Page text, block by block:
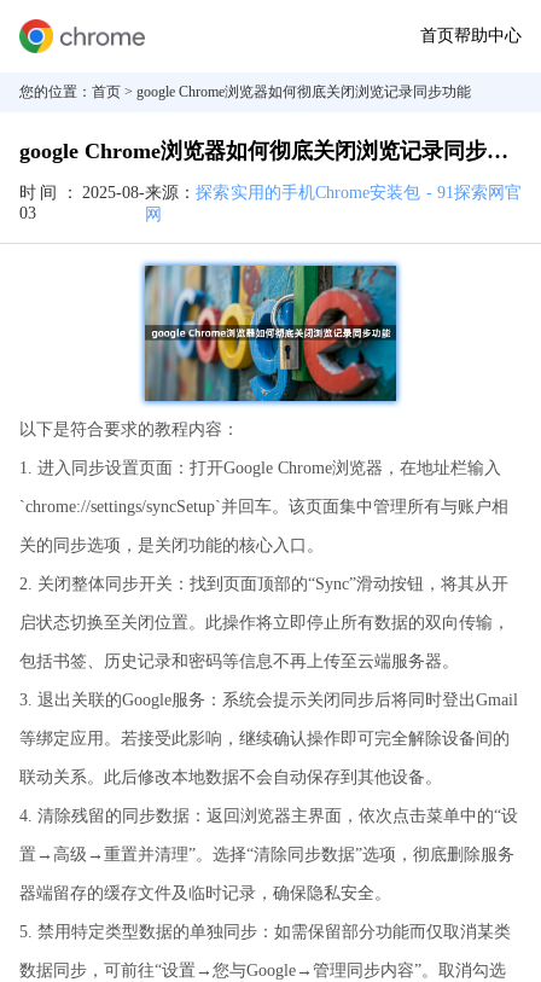
首页帮助中心
您的位置： 首页 > google Chrome浏览器如何彻底关闭浏览记录同步功能
google Chrome浏览器如何彻底关闭浏览记录同步功能
时间： 2025-08-
03
来源：探索实用的手机Chrome安装包 - 91探索网官
网
以下是符合要求的教程内容：
1. 进入同步设置页面：打开Google Chrome浏览器，在地址栏输入
`chrome://settings/syncSetup`并回车。该页面集中管理所有与账户相
关的同步选项，是关闭功能的核心入口。
2. 关闭整体同步开关：找到页面顶部的“Sync”滑动按钮，将其从开
启状态切换至关闭位置。此操作将立即停止所有数据的双向传输，
包括书签、历史记录和密码等信息不再上传至云端服务器。
3. 退出关联的Google服务：系统会提示关闭同步后将同时登出Gmail
等绑定应用。若接受此影响，继续确认操作即可完全解除设备间的
联动关系。此后修改本地数据不会自动保存到其他设备。
4. 清除残留的同步数据：返回浏览器主界面，依次点击菜单中的“设
置→高级→重置并清理”。选择“清除同步数据”选项，彻底删除服务
器端留存的缓存文件及临时记录，确保隐私安全。
5. 禁用特定类型数据的单独同步：如需保留部分功能而仅取消某类
数据同步，可前往“设置→您与Google→管理同步内容”。取消勾选